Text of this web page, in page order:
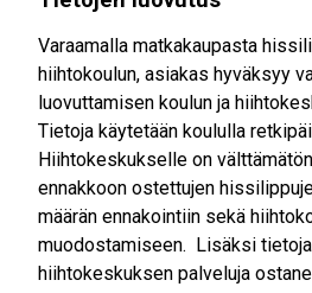
Varaamalla matkakaupasta
hiihtokoulun, asiakas hyväksyy
luovuttamisen koulun ja
Tietoja käytetään koululla
Hiihtokeskukselle on
ennakkoon ostettujen
määrän ennakointiin sekä
muodostamiseen. Lisäksi
hiihtokeskuksen palveluja